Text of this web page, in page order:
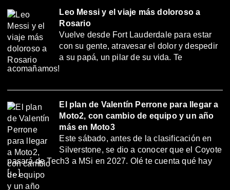
Leo Messi y el viaje más doloroso a
Rosario
Vuelve desde Fort Lauderdale para estar
con su gente, atravesar el dolor y despedir
a su papá, un pilar de su vida. Te
acomañamos!
El plan de Valentín Perrone para llegar a
Moto2, con cambio de equipo y un año
más en Moto3
Este sábado, antes de la clasificación en
Silverstone, se dio a conocer que el Coyote
pasará de Tech3 a MSi en 2027. Olé te cuenta qué hay
[…]